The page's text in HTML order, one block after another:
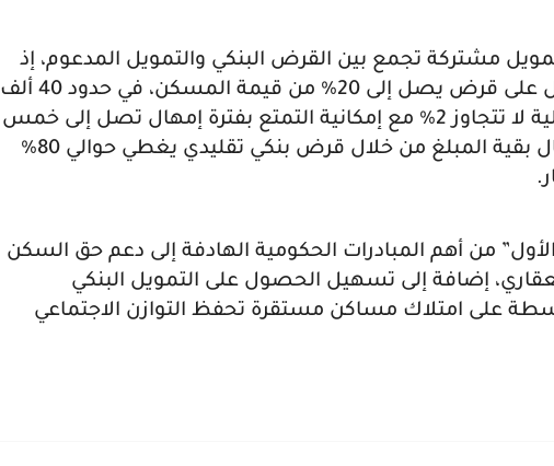
تمويل مشتركة تجمع بين القرض البنكي والتمويل المدعوم، إذ
يمكن للمستفيد الحصول على قرض يصل إلى 20% من قيمة المسكن، في حدود 40 ألف
دينار، بنسبة فائدة تفاضلية لا تتجاوز 2% مع إمكانية التمتع بفترة إمهال تصل إلى خمس
سنوات. كما يتم استكمال بقية المبلغ من خلال قرض بنكي تقليدي يغطي حوالي 80%
من أهم المبادرات الحكومية الهادفة إلى دعم حق السكن
إضافة إلى تسهيل الحصول على التمويل البنكي
على امتلاك مساكن مستقرة تحفظ التوازن الاجتماعي